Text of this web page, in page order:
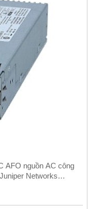
AFO nguồn AC công
Networks